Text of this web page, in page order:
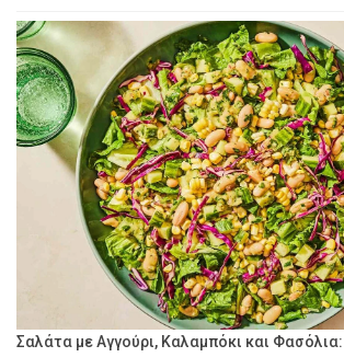
Σαλάτα με Αγγούρι, Καλαμπόκι και